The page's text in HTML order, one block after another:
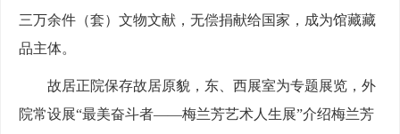
三万余件（套）文物文献，无偿捐献给国家，成为馆藏藏
品主体。
故居正院保存故居原貌，东、西展室为专题展览，外
院常设展“最美奋斗者——梅兰芳艺术人生展”介绍梅兰芳